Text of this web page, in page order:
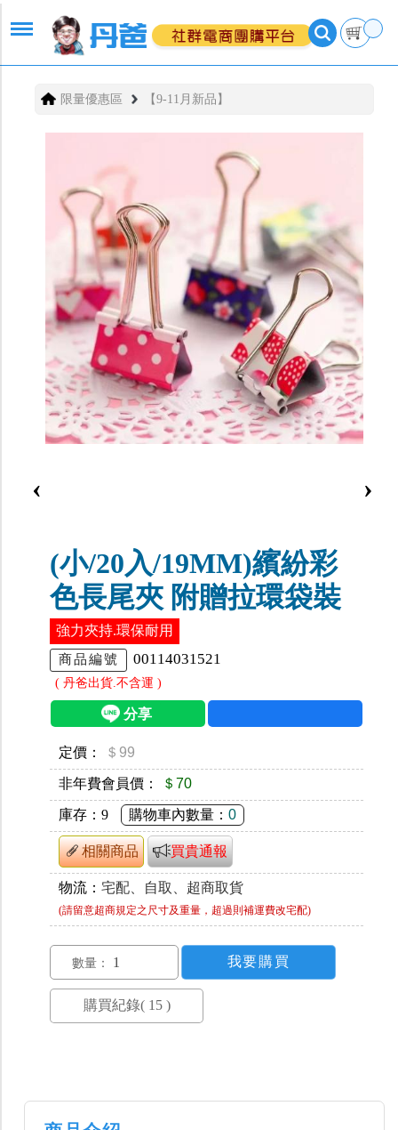
限量優惠區 【9-11月新品】
‹ ›
(小/20入/19MM)繽紛彩
色長尾夾 附贈拉環袋裝
強力夾持.環保耐用
商品編號 00114031521
( 丹爸出貨.不含運 )
定價： ＄99
非年費會員價： ＄70
庫存： 9 購物車內數量： 0
相關商品 買貴通報
物流： 宅配、自取、超商取貨
(請留意超商規定之尺寸及重量，超過則補運費改宅配)
數量：